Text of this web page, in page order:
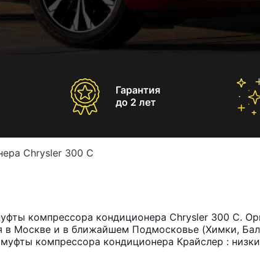
Гарантия
до 2 лет
Chrysler 300 C
компрессора кондиционера Chrysler 300 C.
в Москве и в ближайшем Подмосковье (Химки,
компрессора кондиционера Крайслер :